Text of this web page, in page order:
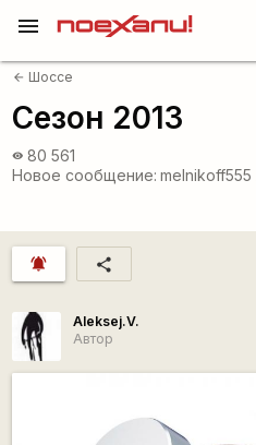
menu
arrow_back Шоссе
Сезон 2013
visibility 80 561
Новое сообщение: melnikoff555
notifications_active share
Aleksej.V.
Автор